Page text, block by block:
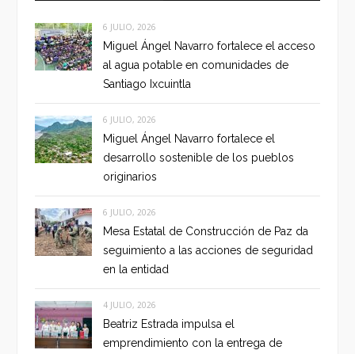
6 JULIO, 2026
Miguel Ángel Navarro fortalece el acceso
al agua potable en comunidades de
Santiago Ixcuintla
6 JULIO, 2026
Miguel Ángel Navarro fortalece el
desarrollo sostenible de los pueblos
originarios
6 JULIO, 2026
Mesa Estatal de Construcción de Paz da
seguimiento a las acciones de seguridad
en la entidad
4 JULIO, 2026
Beatriz Estrada impulsa el
emprendimiento con la entrega de